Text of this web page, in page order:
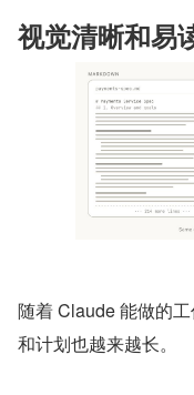
视觉清晰和易
随着 Claude 能做的
和计划也越来越长。